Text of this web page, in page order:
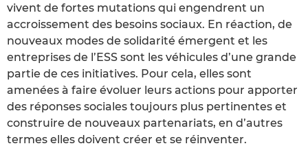
vivent de fortes mutations qui engendrent un
accroissement des besoins sociaux. En réaction, de
nouveaux modes de solidarité émergent et les
entreprises de l’ESS sont les véhicules d’une grande
partie de ces initiatives. Pour cela, elles sont
amenées à faire évoluer leurs actions pour apporter
des réponses sociales toujours plus pertinentes et
construire de nouveaux partenariats, en d’autres
termes elles doivent créer et se réinventer.